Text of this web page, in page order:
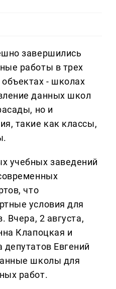
завершились
работы в трех
- школах
данных школ
но и
такие как классы,
учебных заведений
что
условия для
Вчера, 2 августа,
Клапоцкая и
Евгений
школы для
работ.